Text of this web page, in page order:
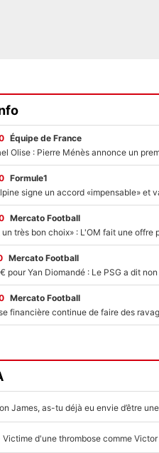
Équipe de France
Formule1
Mercato Football
Mercato Football
Mercato Football